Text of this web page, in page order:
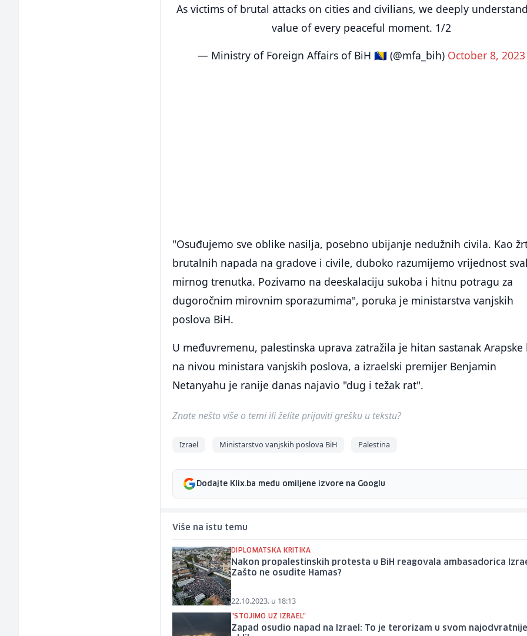
As victims of brutal attacks on cities and civilians, we deeply
value of every peaceful moment. 1/2
— Ministry of Foreign Affairs of BiH 🇧🇦 (@mfa_bih) October 8, 2023
"Osuđujemo sve oblike nasilja, posebno ubijanje nedužnih civila. Kao
brutalnih napada na gradove i civile, duboko razumijemo vrijednost
mirnog trenutka. Pozivamo na deeskalaciju sukoba i hitnu potragu za
dugoročnim mirovnim sporazumima", poruka je ministarstva vanjskih
poslova BiH.
U međuvremenu, palestinska uprava zatražila je hitan sastanak Arapske
na nivou ministara vanjskih poslova, a izraelski premijer Benjamin
Netanyahu je ranije danas najavio "dug i težak rat".
Znate nešto više o temi ili želite prijaviti grešku u tekstu?
Izrael Ministarstvo vanjskih poslova BiH Palestina
Dodajte Klix.ba među omiljene izvore na Googlu
Više na istu temu
DIPLOMATSKA KRITIKA
Nakon propalestinskih protesta u BiH reagovala ambasadorica
Zašto ne osudite Hamas?
22.10.2023. u 18:13
"STOJIMO UZ IZRAEL"
Zapad osudio napad na Izrael: To je terorizam u svom